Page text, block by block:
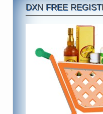
DXN FREE